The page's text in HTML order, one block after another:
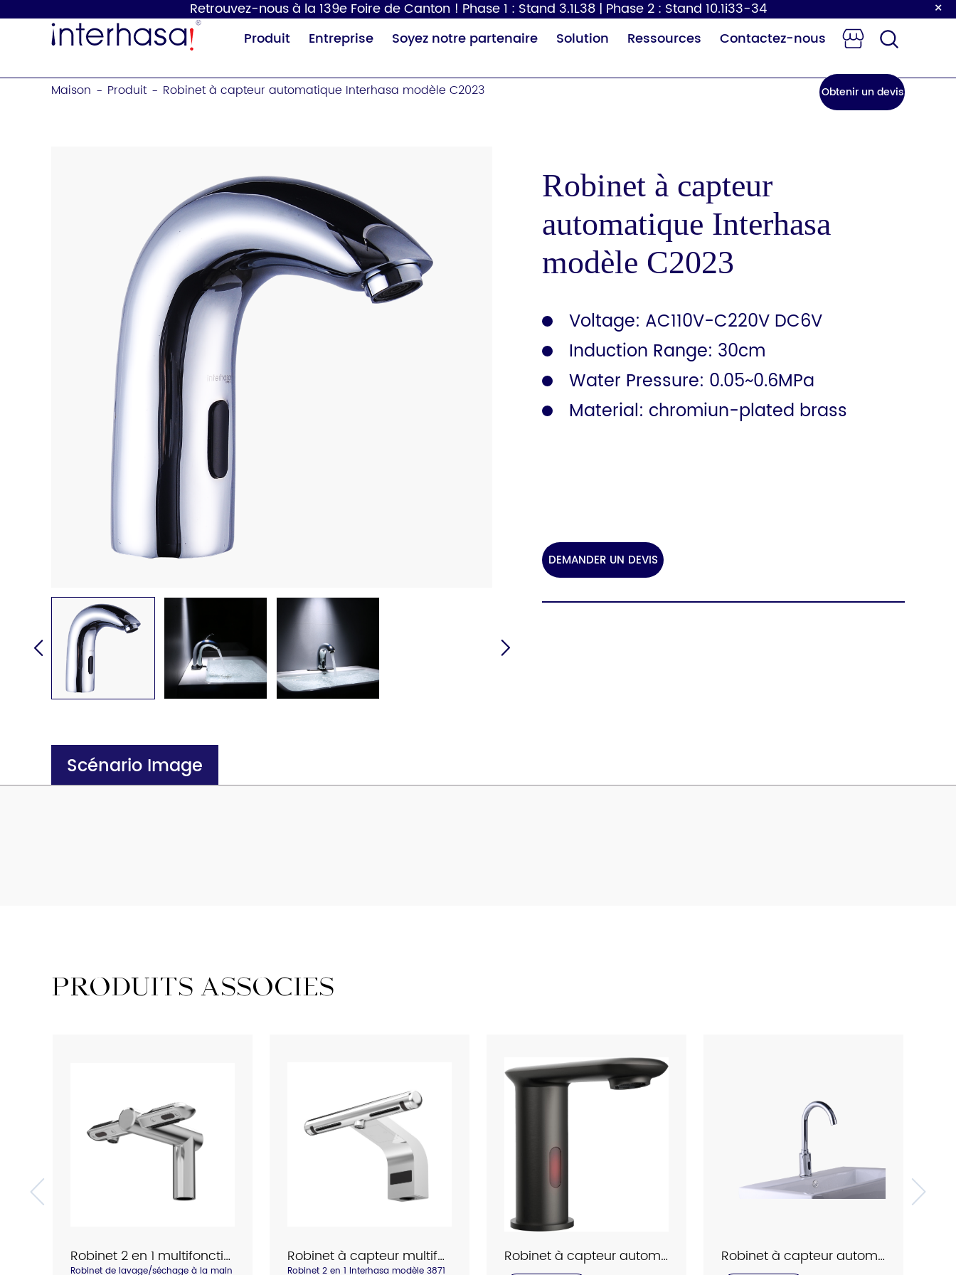
Retrouvez-nous à la 139e Foire de Canton ! Phase 1 : Stand 3.1L38 | Phase 2 : Stand 10.1i33-34 ×
Produit
Sèche-mains
Distributeur de
savon
Distributeur de
papier
Sèche-cheveux
Table à langer
pour bébé
Robinet à
capteur
Entreprise Soyez notre partenaire Solution Ressources Contactez-nous
Obtenir un devis
Maison - Produit - Robinet à capteur automatique Interhasa modèle C2023
Robinet à capteur
automatique Interhasa
modèle C2023
Voltage: AC110V-C220V DC6V
Induction Range: 30cm
Water Pressure: 0.05~0.6MPa
Material: chromiun-plated brass
DEMANDER UN DEVIS
Scénario Image
PRODUITS ASSOCIÉS
Robinet 2 en 1 multifonction Interhasa pour lavage à la main et séchage à la main, modèle 3873
Robinet de lavage/séchage à la main
Robinet à capteur multifonction 2 en 1 Interhasa pour séchage et lavage des mains, modèle 3871
Robinet 2 en 1 Interhasa modèle 3871
Robinet à capteur automatique Interhasa modèle C2095 Robinet à capteur automatique Interhasa modèle C2033